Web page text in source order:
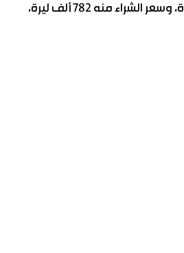
وبحسب جمعية الصاغة بدمشق، بلغ سعر مبيع غرام الذهب عيار 21 قيراط 783 ألف ليرة، وسعر الشراء منه 782 ألف ليرة،